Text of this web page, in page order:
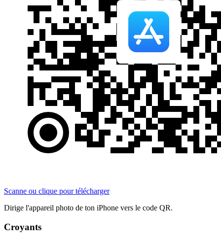
Scanne ou clique pour télécharger
Dirige l'appareil photo de ton iPhone vers le code QR.
Croyants